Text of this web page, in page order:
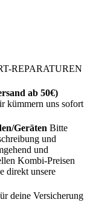
REPARATUREN
ab 50€)
kümmern uns sofort
Geräten Bitte
und
und
Kombi-Preisen
direkt unsere
deine Versicherung